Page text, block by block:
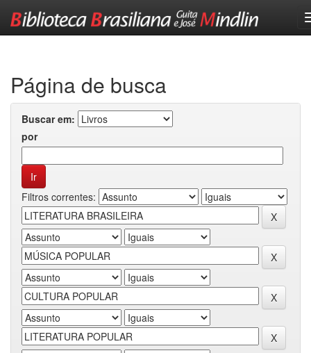
Página de busca
Buscar em:
por
Filtros correntes: